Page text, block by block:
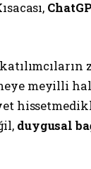
meyilli
duygusal